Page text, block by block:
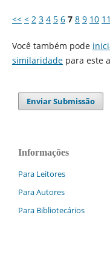
<< < 2 3 4 5 6 7 8 9 10 11
Você também pode
similaridadepara este
Enviar Submissão
Informações
Para Leitores
Para Autores
Para Bibliotecários